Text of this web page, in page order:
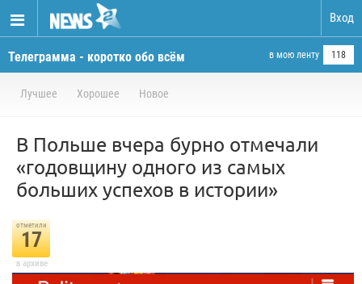
Вход
Телеграмма - коротко обо всём в мою ленту 118
Лучшее Хорошее Новое
В Польше вчера бурно отмечали
«годовщину одного из самых
больших успехов в истории»
отметили
17
в архиве